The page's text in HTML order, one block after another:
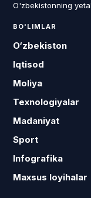
O'zbekistonning
BO'LIMLAR
O‘zbekiston
Iqtisod
Moliya
Texnologiyalar
Madaniyat
Sport
Infografika
Maxsus loyihalar